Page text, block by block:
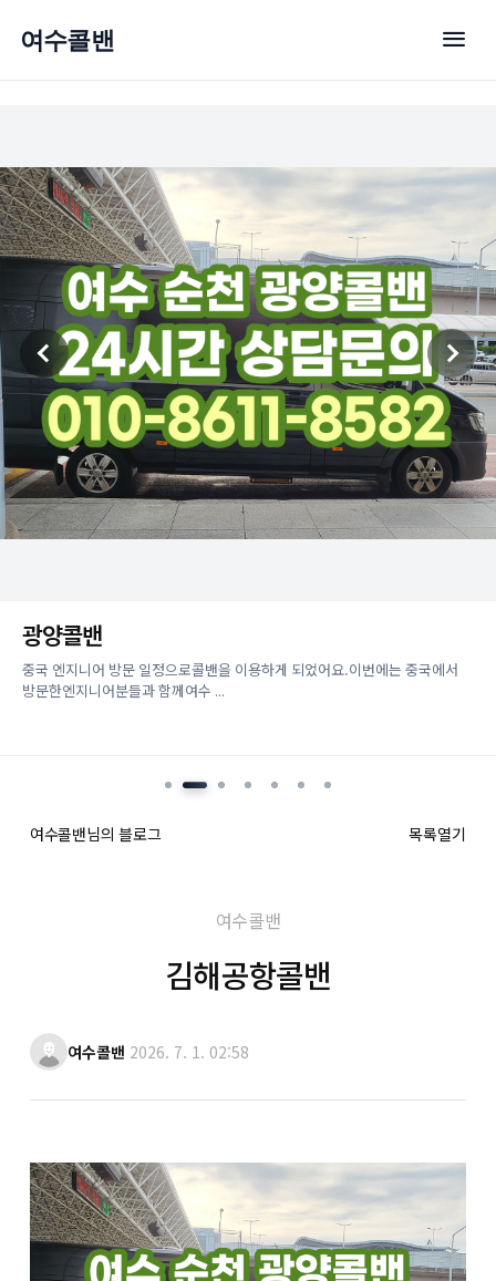
여수콜밴 menu
광양콜밴
중국 엔지니어 방문 일정으로콜밴을 이용하게 되었어요.이번에는 중국에서
방문한엔지니어분들과 함께여수 ...
여수콜밴님의 블로그 목록열기
여수콜밴
김해공항콜밴
여수콜밴 2026. 7. 1. 02:58